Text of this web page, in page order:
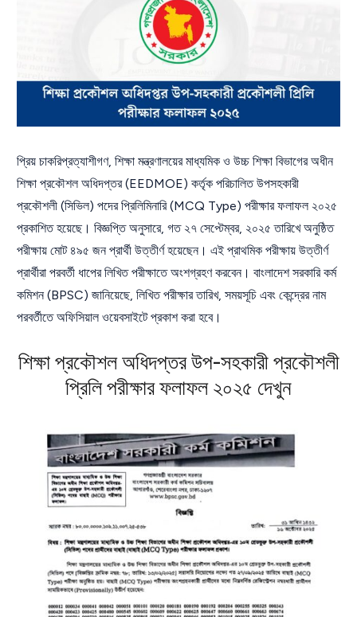
প্রিয় চাকরিপ্রত্যাশীগণ, শিক্ষা মন্ত্রণালয়ের মাধ্যমিক ও উচ্চ শিক্ষা বিভাগের অধীন
শিক্ষা প্রকৌশল অধিদপ্তর (EEDMOE) কর্তৃক পরিচালিত উপসহকারী
প্রকৌশলী (সিভিল) পদের প্রিলিমিনারি (MCQ Type) পরীক্ষার ফলাফল ২০২৫
প্রকাশিত হয়েছে। বিজ্ঞপ্তি অনুসারে, গত ২৭ সেপ্টেম্বর, ২০২৫ তারিখে অনুষ্ঠিত
পরীক্ষায় মোট ৪৯৫ জন প্রার্থী উত্তীর্ণ হয়েছেন। এই প্রাথমিক পরীক্ষায় উত্তীর্ণ
প্রার্থীরা পরবর্তী ধাপের লিখিত পরীক্ষাতে অংশগ্রহণ করবেন। বাংলাদেশ সরকারি কর্ম
কমিশন (BPSC) জানিয়েছে, লিখিত পরীক্ষার তারিখ, সময়সূচি এবং কেন্দ্রের নাম
পরবর্তীতে অফিসিয়াল ওয়েবসাইটে প্রকাশ করা হবে।
শিক্ষা প্রকৌশল অধিদপ্তর উপ-সহকারী প্রকৌশলী
প্রিলি পরীক্ষার ফলাফল ২০২৫ দেখুন